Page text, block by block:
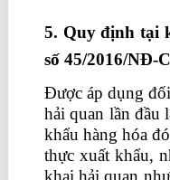
5. Quy định tại
số 45/2016/NĐ-
Được áp dụng
hải quan lần đầu
khẩu hàng hóa
thực xuất khẩu,